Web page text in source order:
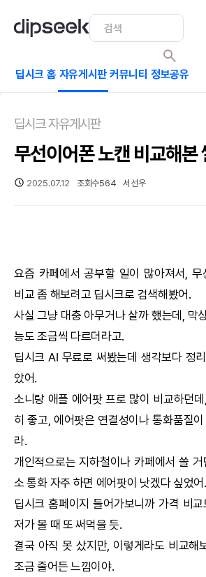
딥시크 홈 자유게시판 커뮤니티 정보공유
딥시크 자유게시판
무선이어폰 노캔 비교해본
2025.07.12 조회수564 서선우
요즘 카페에서 공부할 일이 많아져서, 무
비교 좀 해보려고 딥시크로 검색해봤어.
사실 그냥 대충 아무거나 살까 했는데, 막
능도 조금씩 다르더라고.
딥시크 AI 무료로 써봤는데 생각보다 정
았어.
소니랑 애플 에어팟 프로 많이 비교하던
히 좋고, 에어팟은 연결성이나 통화품질
라.
개인적으로는 지하철이나 카페에서 쓸
소 통화 자주 하면 에어팟이 낫겠다 싶었어.
딥시크 홈페이지 들어가보니까 가격 비
저가 볼 때 또 써먹을 듯.
결국 아직 못 샀지만, 이렇게라도 비교해
조금 줄어든 느낌이야.